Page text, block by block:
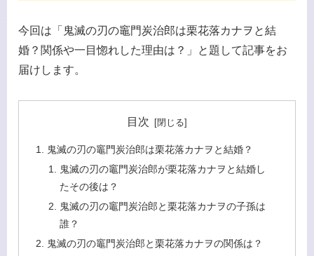
今回は「鬼滅の刃の竈門炭治郎は栗花落カナヲと結
婚？関係や一目惚れした理由は？」と題して記事をお
届けします。
目次
鬼滅の刃の竈門炭治郎は栗花落カナヲと結婚？
鬼滅の刃の竈門炭治郎が栗花落カナヲと結婚し
たその後は？
鬼滅の刃の竈門炭治郎と栗花落カナヲの子孫は
誰？
鬼滅の刃の竈門炭治郎と栗花落カナヲの関係は？